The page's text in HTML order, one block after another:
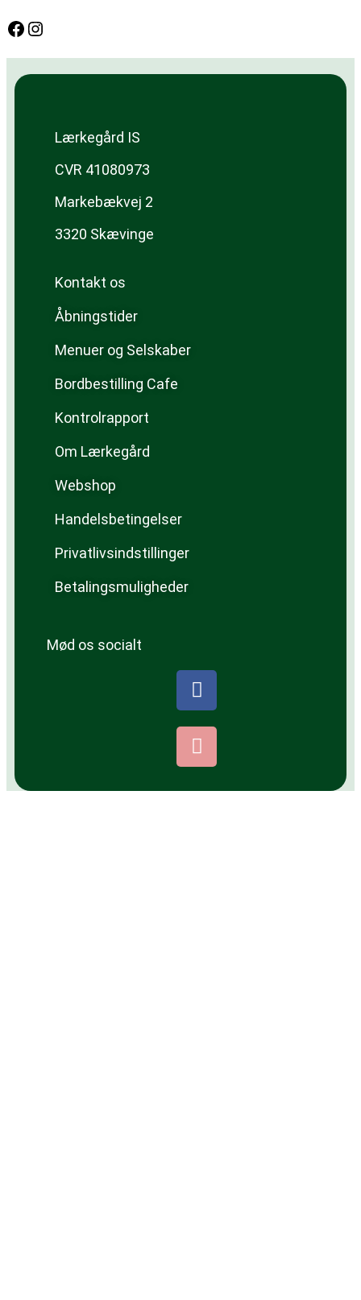
Lærkegård IS
CVR 41080973
Markebækvej 2
3320 Skævinge
Kontakt os
Åbningstider
Menuer og Selskaber
Bordbestilling Cafe
Kontrolrapport
Om Lærkegård
Webshop
Handelsbetingelser
Privatlivsindstillinger
Betalingsmuligheder
Mød os socialt